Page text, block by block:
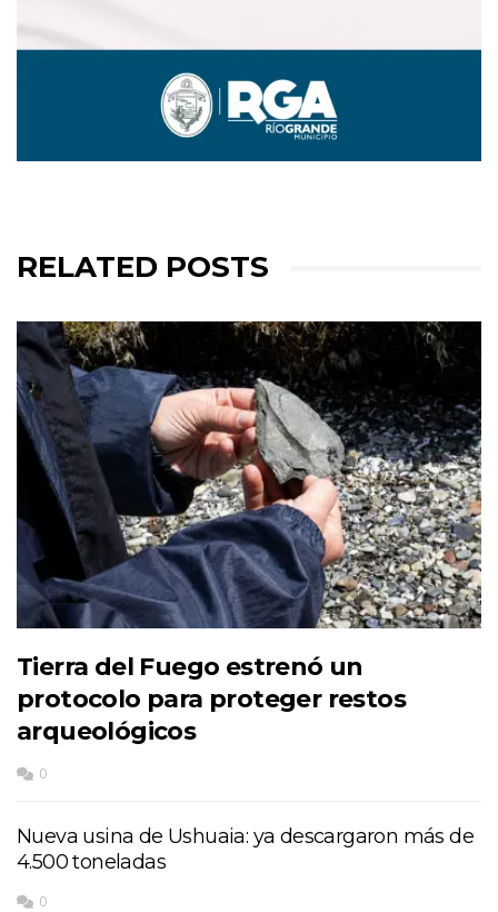
RELATED POSTS
Tierra del Fuego estrenó un
protocolo para proteger restos
arqueológicos
0
Nueva usina de Ushuaia: ya descargaron más de
4.500 toneladas
0